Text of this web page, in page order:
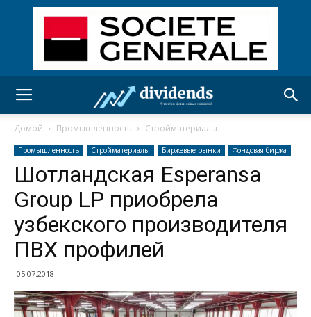
Домой Промышленность Стройматериалы
Промышленность Стройматериалы Биржевые рынки Фондовая биржа
Шотландская Esperansa
Group LP приобрела
узбекского производителя
ПВХ профилей
05.07.2018